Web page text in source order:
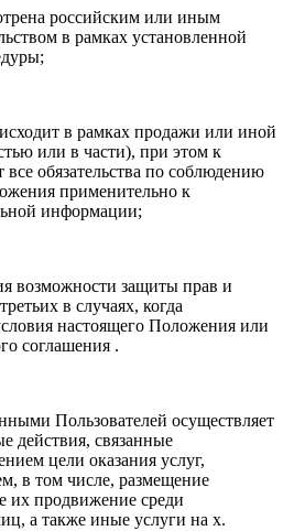
российским или иным
в рамках установленной
в рамках продажи или иной
или в части), при этом к
все обязательства по соблюдению
применительно к
информации;
возможности защиты прав и
в случаях, когда
настоящего Положения или
соглашения .
Пользователей осуществляет
действия, связанные
цели оказания услуг,
в том числе, размещение
их продвижение среди
а также иные услуги на х.